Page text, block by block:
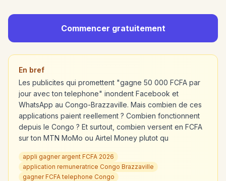
Commencer gratuitement
En bref
Les publicites qui promettent "gagne 50 000 FCFA par
jour avec ton telephone" inondent Facebook et
WhatsApp au Congo-Brazzaville. Mais combien de ces
applications paient reellement ? Combien fonctionnent
depuis le Congo ? Et surtout, combien versent en FCFA
sur ton MTN MoMo ou Airtel Money plutot qu
appli gagner argent FCFA 2026
application remuneratrice Congo Brazzaville
gagner FCFA telephone Congo